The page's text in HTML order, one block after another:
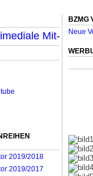
Mit-Mach-
BZMG
Neue